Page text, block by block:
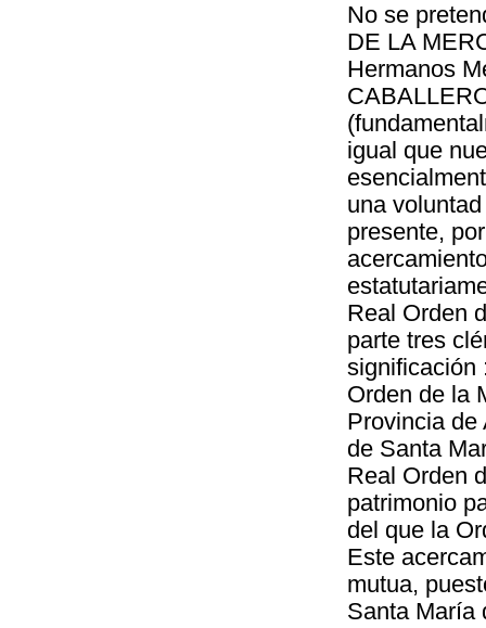
No se
DE LA
Hermanos
igual que
una
presente,
Real Orden
parte tres
significación
Orden de la
Provincia de
de Santa
Real Orden
patrimonio
del que la
Este
mutua,
Santa María